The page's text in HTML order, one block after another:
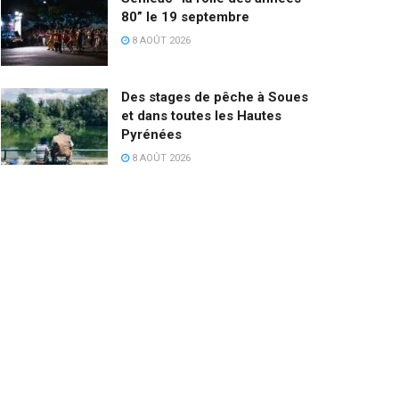
80” le 19 septembre
8 AOÛT 2026
Des stages de pêche à Soues
et dans toutes les Hautes
Pyrénées
8 AOÛT 2026